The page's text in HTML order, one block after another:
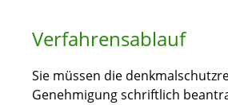
Verfahrensablauf
Sie müssen die
Genehmigung schriftlich